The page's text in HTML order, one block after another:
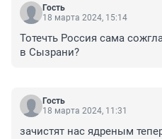
Гость
18 марта 2024, 15:14
Тотечть Россия сама
в Сызрани?
Гость
18 марта 2024, 11:31
зачистят нас ядреным